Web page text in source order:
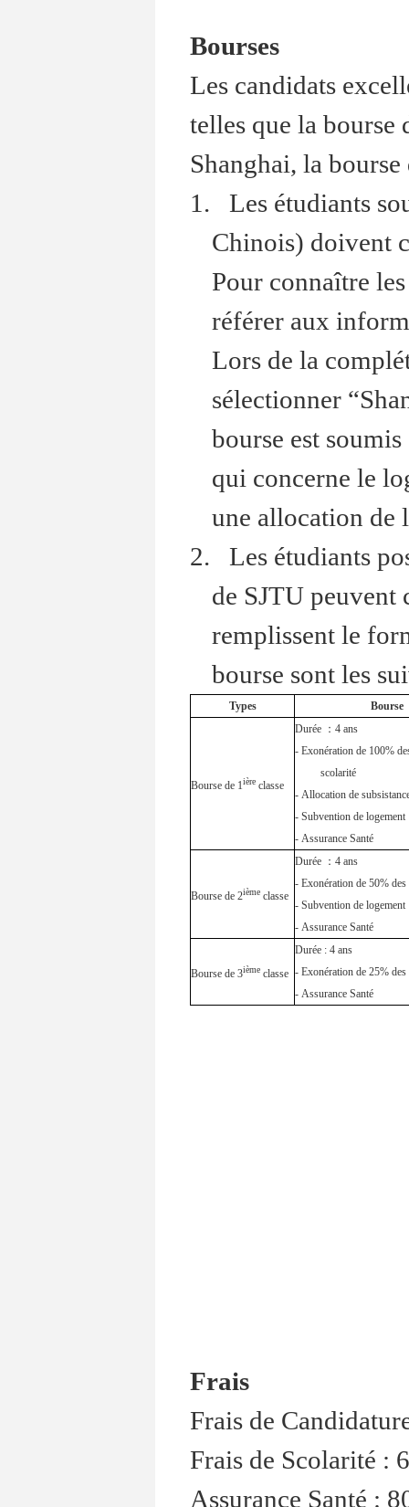
Bourses
Les candidats
telles que la bourse
Shanghai, la bourse
1. Les étudiants
Chinois) doivent
Pour connaître
référer aux
Lors de la
sélectionner
bourse est
qui concerne le
une allocation de
2. Les étudiants
de SJTU
remplissent le
bourse sont les
Types Bourse
Bourse de 1ière classe
Durée ： 4 ans
- Exonération de 100%
scolarité
- Allocation de
- Subvention de logement
- Assurance Santé
Bourse de 2ième classe
Durée ： 4 ans
- Exonération de 50%
- Subvention de logement
- Assurance Santé
Bourse de 3ième classe
Durée : 4 ans
- Exonération de 25%
- Assurance Santé
Frais
Frais de
Frais de Scolarité :
Assurance Santé :